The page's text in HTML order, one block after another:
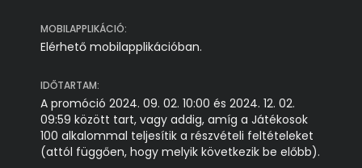
MOBILAPPLIKÁCIÓ:
Elérhető mobilapplikációban.
IDŐTARTAM:
A promóció 2024. 09. 02. 10:00 és 2024. 12. 02.
09:59 között tart, vagy addig, amíg a Játékosok
100 alkalommal teljesítik a részvételi feltételeket
(attól függően, hogy melyik következik be előbb).